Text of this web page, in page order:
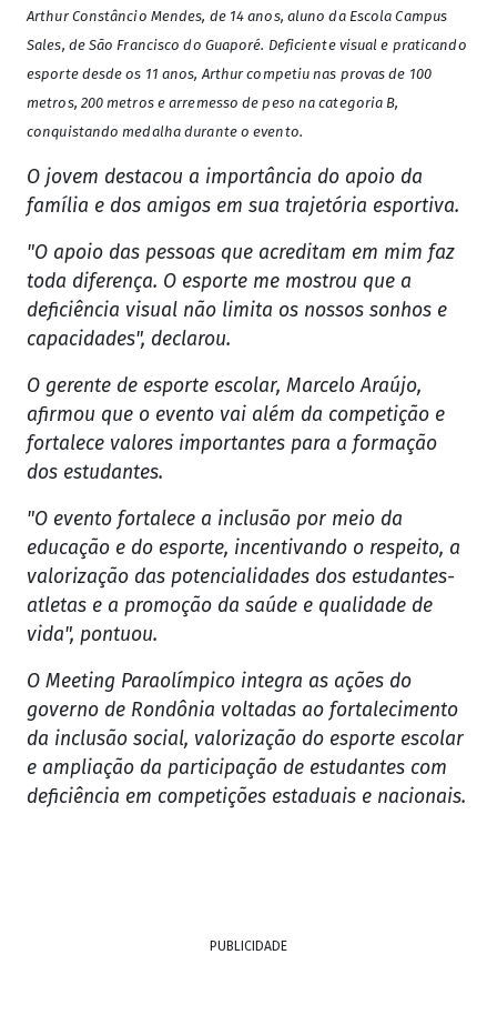
Arthur Constâncio Mendes, de 14 anos, aluno da Escola Campus
Sales, de São Francisco do Guaporé. Deficiente visual e praticando
esporte desde os 11 anos, Arthur competiu nas provas de 100
metros, 200 metros e arremesso de peso na categoria B,
conquistando medalha durante o evento.
O jovem destacou a importância do apoio da
família e dos amigos em sua trajetória esportiva.
"O apoio das pessoas que acreditam em mim faz
toda diferença. O esporte me mostrou que a
deficiência visual não limita os nossos sonhos e
capacidades", declarou.
O gerente de esporte escolar, Marcelo Araújo,
afirmou que o evento vai além da competição e
fortalece valores importantes para a formação
dos estudantes.
"O evento fortalece a inclusão por meio da
educação e do esporte, incentivando o respeito, a
valorização das potencialidades dos estudantes-
atletas e a promoção da saúde e qualidade de
vida", pontuou.
O Meeting Paraolímpico integra as ações do
governo de Rondônia voltadas ao fortalecimento
da inclusão social, valorização do esporte escolar
e ampliação da participação de estudantes com
deficiência em competições estaduais e nacionais.
PUBLICIDADE